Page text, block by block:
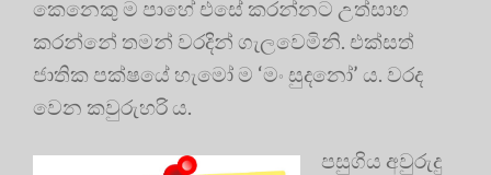
කෙනෙකු ම පාහේ එසේ කරන්නට උත්සාහ
කරන්නේ තමන් වරදින් ගැලවෙමිනි. එක්සත්
ජාතික පක්ෂයේ හැමෝ ම ‘මං සුදනෝ’ ය. වරද
වෙන කවුරුහරි ය.
පසුගිය අවුරුදු